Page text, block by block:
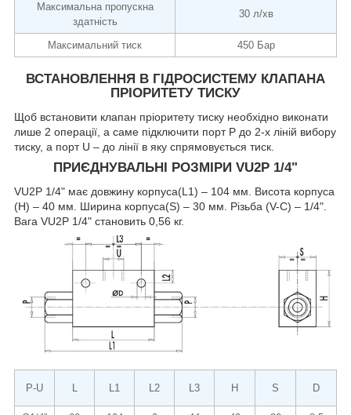
Максимальна пропускна
здатність
30 л/хв
Максимальний тиск 450 Бар
ВСТАНОВЛЕННЯ В ГІДРОСИСТЕМУ КЛАПАНА
ПРІОРИТЕТУ ТИСКУ
Щоб встановити клапан пріоритету тиску необхідно виконати
лише 2 операції, а саме підключити порт Р до 2-х ліній вибору
тиску, а порт U – до лінії в яку спрямовується тиск.
ПРИЄДНУВАЛЬНІ РОЗМІРИ VU2P 1/4"
VU2P 1/4" має довжину корпуса(L1) – 104 мм. Висота корпуса
(Н) – 40 мм. Ширина корпуса(S) – 30 мм. Різьба (V-C) – 1/4".
Вага VU2P 1/4" становить 0,56 кг.
P-U L L1 L2 L3 Н S D